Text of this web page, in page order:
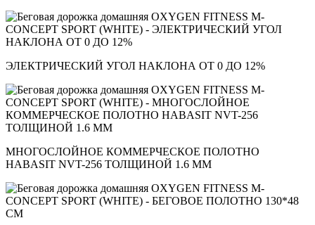
ЭЛЕКТРИЧЕСКИЙ УГОЛ НАКЛОНА ОТ 0 ДО 12%
МНОГОСЛОЙНОЕ КОММЕРЧЕСКОЕ ПОЛОТНО
HABASIT NVT-256 ТОЛЩИНОЙ 1.6 ММ